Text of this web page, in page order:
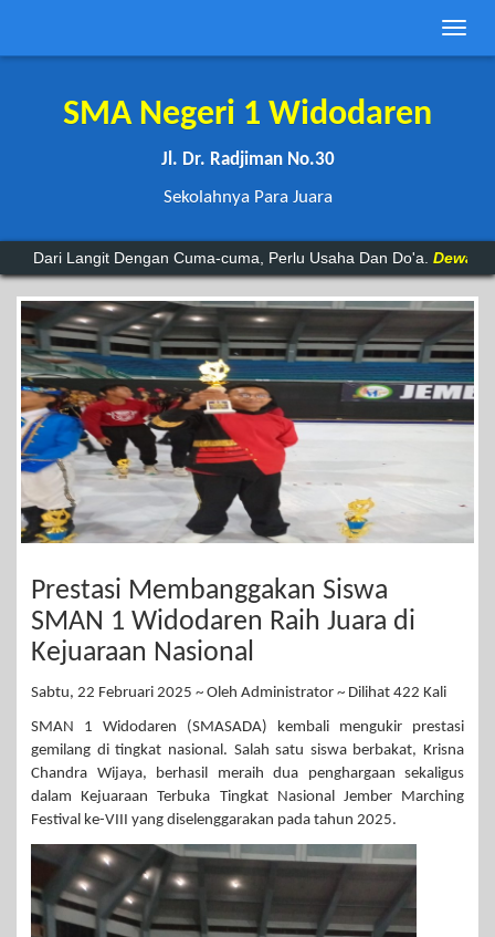
Toggle
SMA Negeri 1 Widodaren
Jl. Dr. Radjiman No.30
Sekolahnya Para Juara
Dengan Cuma-cuma, Perlu Usaha Dan Do'a.Dewa 19
Prestasi Membanggakan Siswa
SMAN 1 Widodaren Raih Juara di
Kejuaraan Nasional
Sabtu, 22 Februari 2025 ~ Oleh Administrator ~ Dilihat 422 Kali
SMAN 1 Widodaren (SMASADA) kembali mengukir prestasi
gemilang di tingkat nasional. Salah satu siswa berbakat, Krisna
Chandra Wijaya, berhasil meraih dua penghargaan sekaligus
dalam Kejuaraan Terbuka Tingkat Nasional Jember Marching
Festival ke-VIII yang diselenggarakan pada tahun 2025.